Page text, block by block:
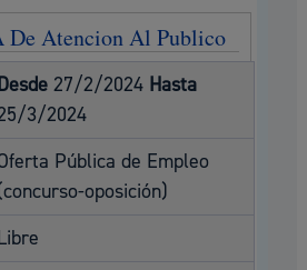
Atencion Al Publico
27/2/2024Hasta
3/2024
Pública de Empleo
oposición)